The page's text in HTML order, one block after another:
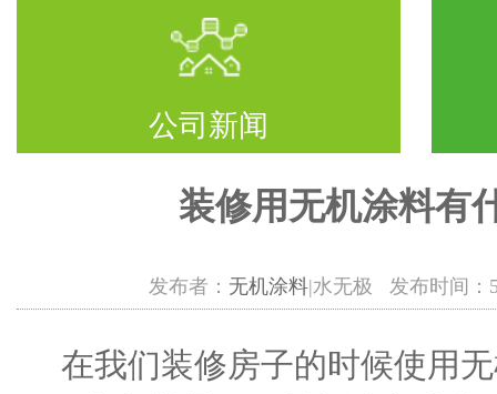
公司新闻
装修用无机涂料有
发布者： 无机涂料|水无极 发布时间：
在我们装修房子的时候使用无